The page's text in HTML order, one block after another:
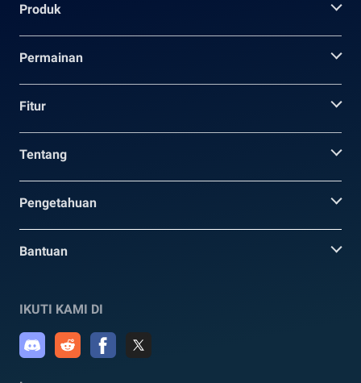
Produk
Permainan
Fitur
Tentang
Pengetahuan
Bantuan
IKUTI KAMI DI